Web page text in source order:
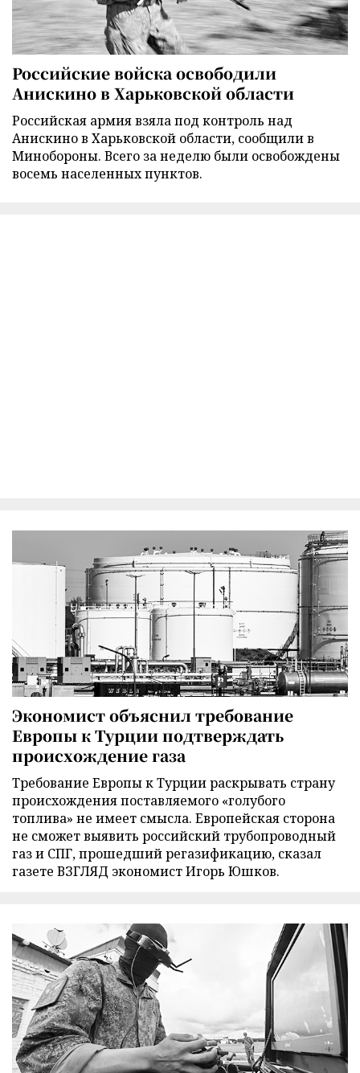
Российские войска освободили
Анискино в Харьковской области
Российская армия взяла под контроль над
Анискино в Харьковской области, сообщили в
Минобороны. Всего за неделю были освобождены
восемь населенных пунктов.
Экономист объяснил требование
Европы к Турции подтверждать
происхождение газа
Требование Европы к Турции раскрывать страну
происхождения поставляемого «голубого
топлива» не имеет смысла. Европейская сторона
не сможет выявить российский трубопроводный
газ и СПГ, прошедший регазификацию, сказал
газете ВЗГЛЯД экономист Игорь Юшков.